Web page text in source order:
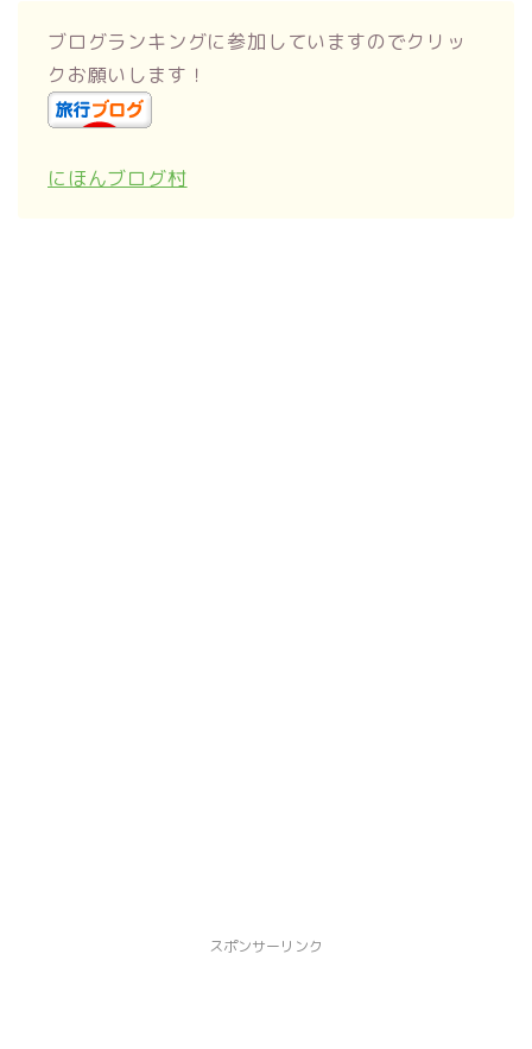
ブログランキングに参加していますのでクリッ
クお願いします！
にほんブログ村
スポンサーリンク